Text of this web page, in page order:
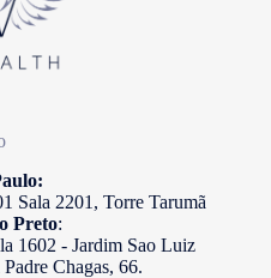
Sala 2201, Torre Tarumã
Preto:
1602 - Jardim Sao Luiz
Padre Chagas, 66.